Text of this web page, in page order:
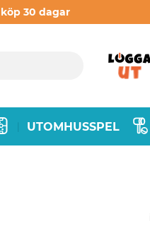
30 dagar
UTOMHUSSPEL